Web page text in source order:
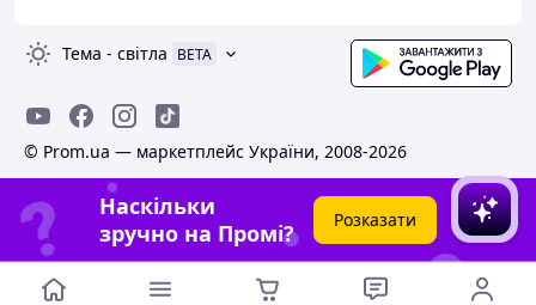
Тема - світла BETA
© Prom.ua — маркетплейс України, 2008-2026
Наскільки
зручно на Промі?
Розказати